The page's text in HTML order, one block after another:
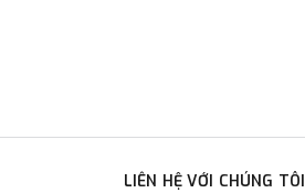
LIÊN HỆ VỚI CHÚNG TÔI